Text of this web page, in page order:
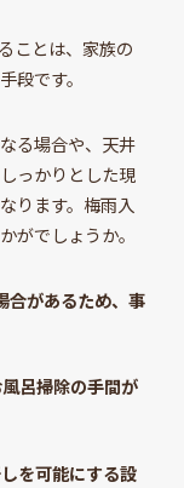
ことは、家族の
段です。
る場合や、天井
っかりとした現
ります。梅雨入
がでしょうか。
合があるため、事
呂掃除の手間が
を可能にする設